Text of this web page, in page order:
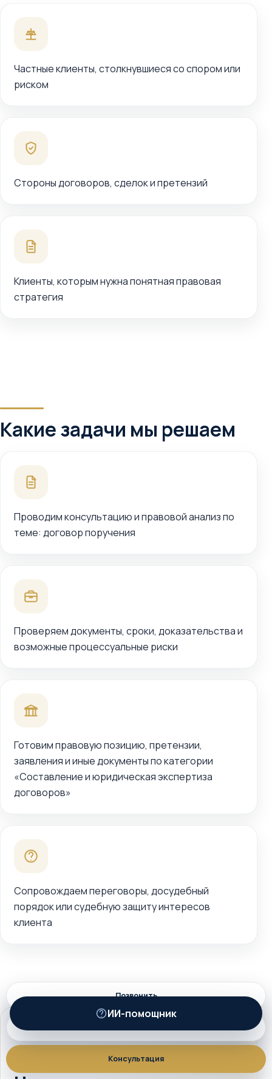
Частные клиенты, столкнувшиеся со спором или
риском
Стороны договоров, сделок и претензий
Клиенты, которым нужна понятная правовая
стратегия
Какие задачи мы решаем
Проводим консультацию и правовой анализ по
теме: договор поручения
Проверяем документы, сроки, доказательства и
возможные процессуальные риски
Готовим правовую позицию, претензии,
заявления и иные документы по категории
«Составление и юридическая экспертиза
договоров»
Сопровождаем переговоры, досудебный
порядок или судебную защиту интересов
клиента
СОСТАВ РАБОТЫ
Позвонить
Консультация
ИИ
ИИ-помощник